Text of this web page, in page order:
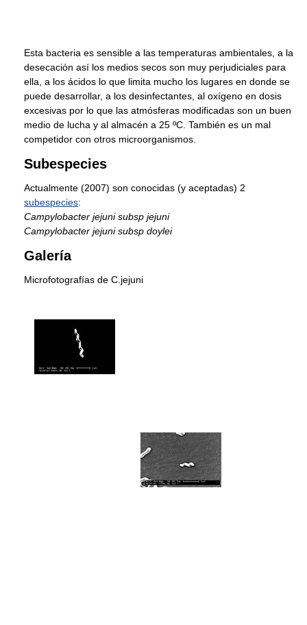
Esta bacteria es sensible a las temperaturas ambientales, a la
desecación así los medios secos son muy perjudiciales para
ella, a los ácidos lo que limita mucho los lugares en donde se
puede desarrollar, a los desinfectantes, al oxígeno en dosis
excesivas por lo que las atmósferas modificadas son un buen
medio de lucha y al almacén a 25 ºC. También es un mal
competidor con otros microorganismos.
Subespecies
Actualmente (2007) son conocidas (y aceptadas) 2
subespecies:
Campylobacter jejuni subsp jejuni
Campylobacter jejuni subsp doylei
Galería
Microfotografías de C.jejuni